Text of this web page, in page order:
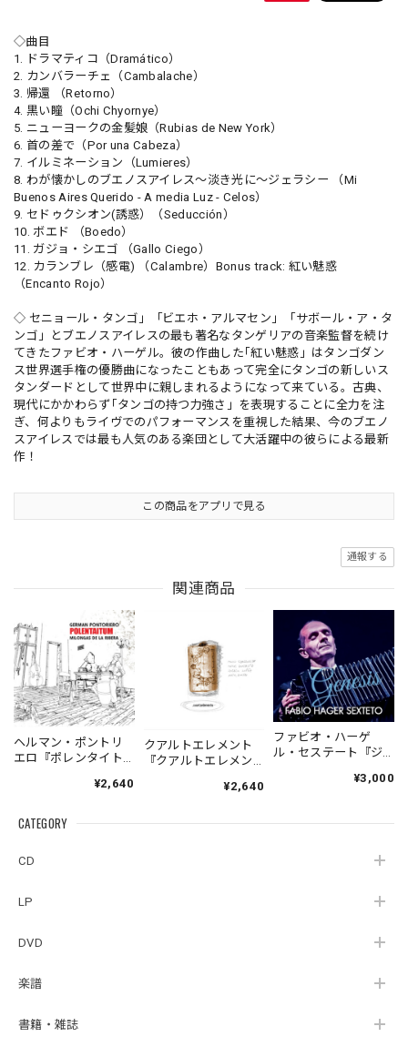
CATEGORY
CD
LP
DVD
楽譜
書籍・雑誌
◇曲目
1. ドラマティコ（Dramático）
2. カンバラーチェ（Cambalache）
3. 帰還 （Retorno）
4. 黒い瞳（Ochi Chyornye）
5. ニューヨークの金髪娘（Rubias de New York）
6. 首の差で（Por una Cabeza）
7. イルミネーション（Lumieres）
8. わが懐かしのブエノスアイレス～淡き光に～ジェラシー （Mi
Buenos Aires Querido - A media Luz - Celos）
9. セドゥクシオン(誘惑）（Seducción）
10. ボエド （Boedo）
11. ガジョ・シエゴ （Gallo Ciego）
12. カランブレ（感電) （Calambre）Bonus track: 紅い魅惑
（Encanto Rojo）
◇ セニョール・タンゴ」「ビエホ・アルマセン」「サボール・ア・タ
ンゴ」とブエノスアイレスの最も著名なタンゲリアの音楽監督を続け
てきたファビオ・ハーゲル。彼の作曲した｢紅い魅惑」はタンゴダン
ス世界選手権の優勝曲になったこともあって完全にタンゴの新しいス
タンダードとして世界中に親しまれるようになって来ている。古典、
現代にかかわらず｢タンゴの持つ力強さ」を表現することに全力を注
ぎ、何よりもライヴでのパフォーマンスを重視した結果、今のブエノ
スアイレスでは最も人気のある楽団として大活躍中の彼らによる最新
作！
この商品をアプリで見る
通報する
関連商品
ヘルマン・ポントリ
エロ『ポレンタイト
Pontoriero『POLENT
la Ribera』
¥2,640
クアルトエレメント
『クアルトエレメン
Cuartoelemento『Cu
（007RECORDS-27）
¥2,640
ファビオ・ハーゲ
ル・セステート『ジ
¥3,000